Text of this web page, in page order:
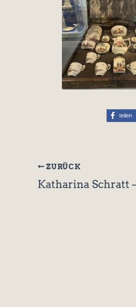
teilen
ZURÜCK